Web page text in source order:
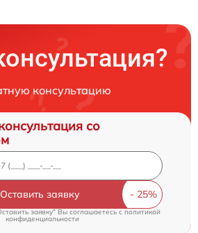
консультацию
со
Оставить заявку
заявку" Вы соглашаетесь cполитикой
конфиденциальности